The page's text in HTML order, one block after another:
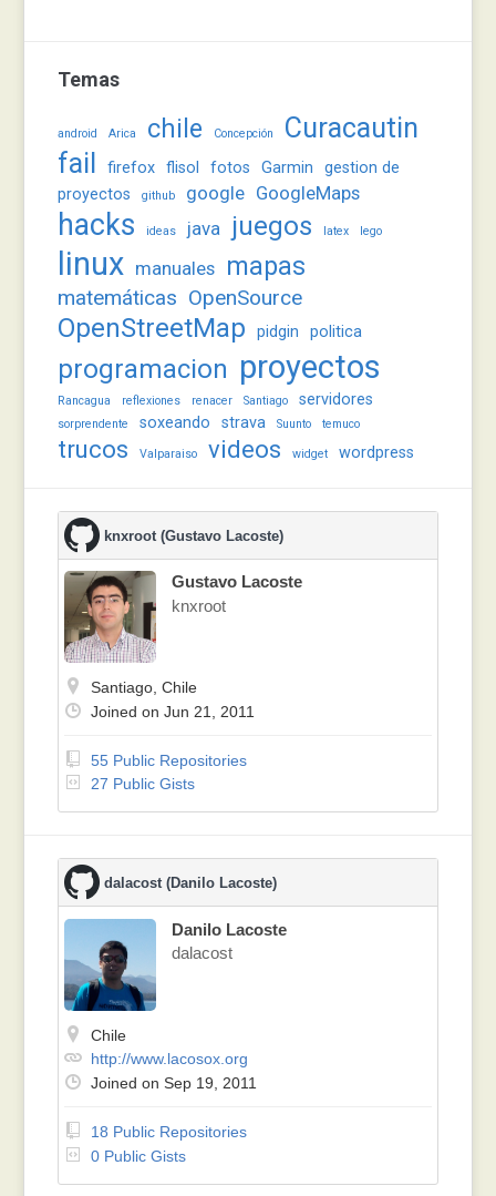
Temas
android Arica chile Concepción
Curacautin
fail
firefox flisol fotos Garmin
gestion de
proyectos
github google GoogleMaps
hacks ideas java juegos latex lego
linux manuales mapas
matemáticas OpenSource
OpenStreetMap pidgin politica
programacion proyectos
Rancagua reflexiones renacer Santiago servidores
sorprendente soxeando strava Suunto temuco
trucos Valparaiso videos widget wordpress
knxroot (Gustavo Lacoste)
Gustavo Lacoste
knxroot
Santiago, Chile
Joined on Jun 21, 2011
55 Public Repositories
27 Public Gists
dalacost (Danilo Lacoste)
Danilo Lacoste
dalacost
Chile
http://www.lacosox.org
Joined on Sep 19, 2011
18 Public Repositories
0 Public Gists